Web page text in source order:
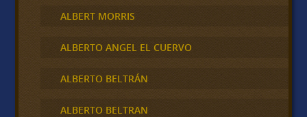
ALBERT MORRIS
ALBERTO ANGEL EL CUERVO
ALBERTO BELTRÁN
ALBERTO BELTRAN